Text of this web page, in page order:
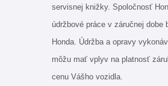
servisnej knižky. Spoločnosť
údržbové práce v záručnej
Honda. Údržba a opravy
môžu mať vplyv na platnosť
cenu Vášho vozidla.